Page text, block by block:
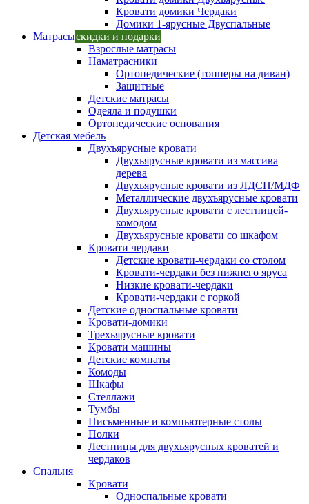
Кровати домики Чердаки
Домики 1-ярусные Двуспальные
Матрасыскидки и подарки
Взрослые матрасы
Наматрасники
Ортопедические (топперы на диван)
Защитные
Детские матрасы
Одеяла и подушки
Ортопедические основания
Детская мебель
Двухъярусные кровати
Двухъярусные кровати из массива
дерева
Двухъярусные кровати из ЛДСП/МДФ
Металлические двухъярусные кровати
Двухъярусные кровати с лестницей-
комодом
Двухъярусные кровати со шкафом
Кровати чердаки
Детские кровати-чердаки со столом
Кровати-чердаки без нижнего яруса
Низкие кровати-чердаки
Кровати-чердаки с горкой
Детские односпальные кровати
Кровати-домики
Трехъярусные кровати
Кровати машины
Детские комнаты
Комоды
Шкафы
Стеллажи
Тумбы
Письменные и компьютерные столы
Полки
Лестницы для двухъярусных кроватей и
чердаков
Спальня
Кровати
Односпальные кровати